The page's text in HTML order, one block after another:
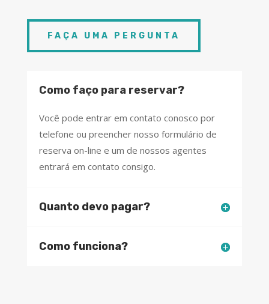
FAÇA UMA PERGUNTA
Como faço para reservar?
Você pode entrar em contato conosco por
telefone ou preencher nosso formulário de
reserva on-line e um de nossos agentes
entrará em contato consigo.
Quanto devo pagar?
Como funciona?